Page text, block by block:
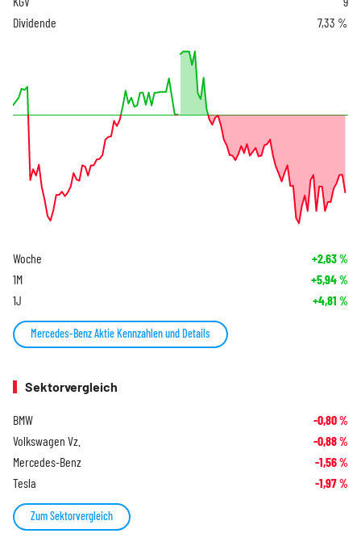
Dividende
7,33 %
Woche +2,63%
1M +5,94%
1J +4,81 %
Mercedes-Benz Aktie Kennzahlen und Details
Sektorvergleich
BMW -0,80%
Volkswagen Vz. -0,88%
Mercedes-Benz -1,56%
Tesla -1,97%
Zum Sektorvergleich